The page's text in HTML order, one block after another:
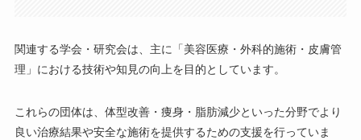
関連する学会・研究会は、主に「美容医療・外科的施術・皮膚管
理」における技術や知見の向上を目的としています。
これらの団体は、体型改善・痩身・脂肪減少といった分野でより
良い治療結果や安全な施術を提供するための支援を行っていま